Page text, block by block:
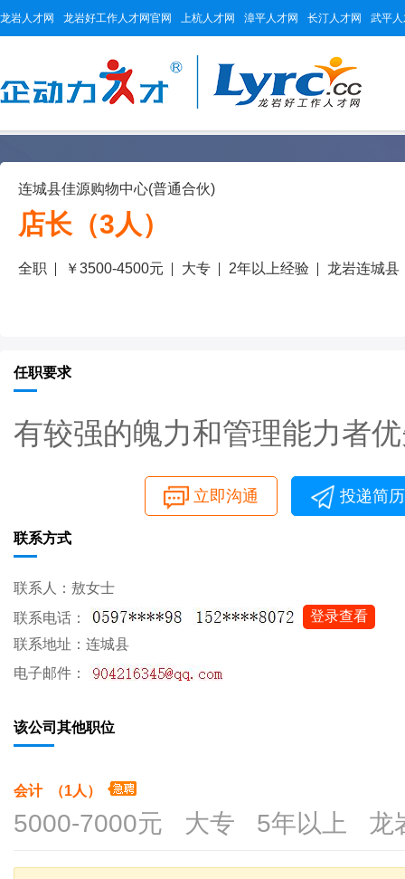
龙岩人才网 龙岩好工作人才网官网 上杭人才网 漳平人才网 长汀人才网 武平
连城县佳源购物中心(普通合伙)
店长（3人）
全职 ￥3500-4500元 大专 2年以上经验 龙岩连城县
任职要求
有较强的魄力和管理能力者
立即沟通 投递简历
联系方式
联系人：敖女士
联系电话：
登录查看
联系地址：连城县
电子邮件：
该公司其他职位
会计 （1人）
5000-7000元 大专 5年以上 龙